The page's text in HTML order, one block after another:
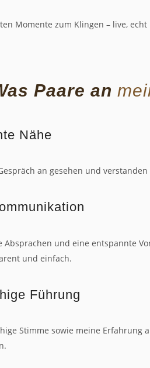
Momente zum Klingen – live,
Paare an
Nähe
an gesehen und
und eine entspannte
und einfach.
Führung
Stimme sowie meine Erfahrung